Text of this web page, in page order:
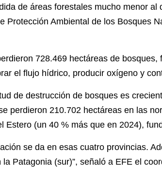
de áreas forestales mucho menor al
Protección Ambiental de los Bosques
728.469 hectáreas de
el flujo hídrico, producir oxígeno y
de destrucción de bosques es
perdieron 210.702 hectáreas en las
Estero (un 40 % más que en 2024),
se da en esas cuatro provincias.
Patagonia (sur)”, señaló a EFE el